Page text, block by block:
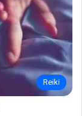
Reiki